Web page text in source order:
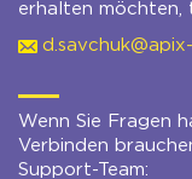
erhalten möchten,
Wenn Sie Fragen
Verbinden
Support-Team: